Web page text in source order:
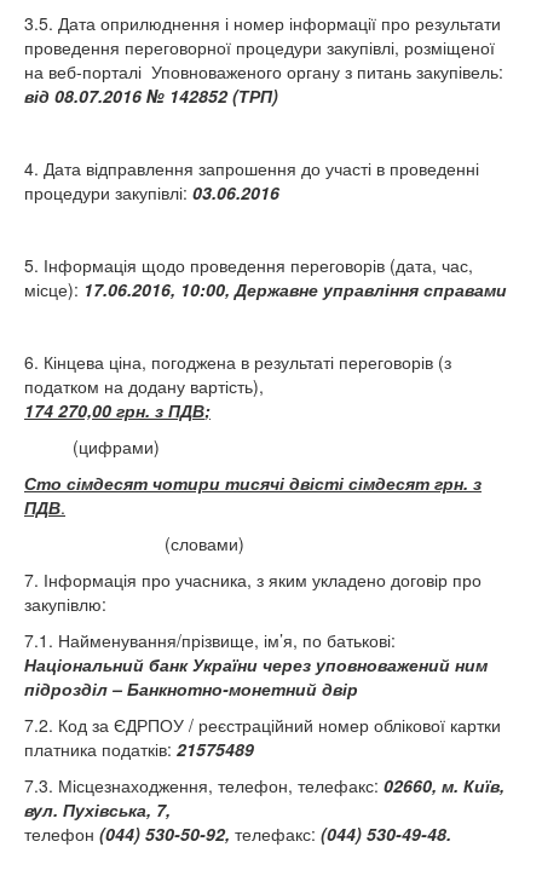
3.5. Дата оприлюднення і номер інформації про результати
проведення переговорної процедури закупівлі, розміщеної
на веб-порталі Уповноваженого органу з питань закупівель:
від 08.07.2016 № 142852 (ТРП)
4. Дата відправлення запрошення до участі в проведенні
процедури закупівлі: 03.06.2016
5. Інформація щодо проведення переговорів (дата, час,
місце): 17.06.2016, 10:00, Державне управління справами
6. Кінцева ціна, погоджена в результаті переговорів (з
податком на додану вартість),
174 270,00 грн. з ПДВ;
(цифрами)
Сто сімдесят чотири тисячі двісті сімдесят грн. з
ПДВ.
(словами)
7. Інформація про учасника, з яким укладено договір про
закупівлю:
7.1. Найменування/прізвище, ім’я, по батькові:
Національний банк України через уповноважений ним
підрозділ – Банкнотно-монетний двір
7.2. Код за ЄДРПОУ / реєстраційний номер облікової картки
платника податків: 21575489
7.3. Місцезнаходження, телефон, телефакс: 02660, м. Київ,
вул. Пухівська, 7,
телефон (044) 530-50-92, телефакс: (044) 530-49-48.